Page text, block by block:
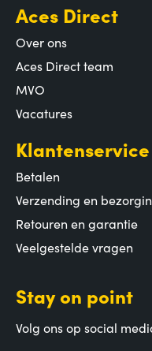
Aces Direct
Over ons
Aces Direct team
MVO
Vacatures
Klantenservice
Betalen
Verzending en
Retouren en garantie
Veelgestelde vragen
Stay on point
Volg ons op social